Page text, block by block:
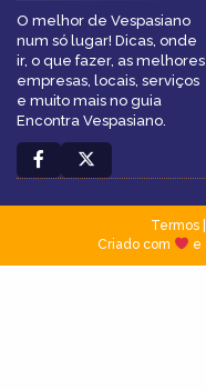
O melhor de Vespasiano
num só lugar! Dicas, onde
ir, o que fazer, as melhores
empresas, locais, serviços
e muito mais no guia
Encontra Vespasiano.
Termos|
Criado com
e